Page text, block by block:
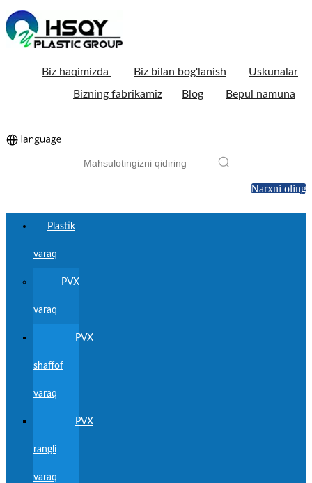
Biz haqimizda Biz bilan bog'lanish
Uskunalar
Bizning fabrikamiz
Blog Bepul namuna
Narxni oling
Plastik
varaq
PVX
varaq
PVX
shaffof
varaq
PVX
rangli
varaq